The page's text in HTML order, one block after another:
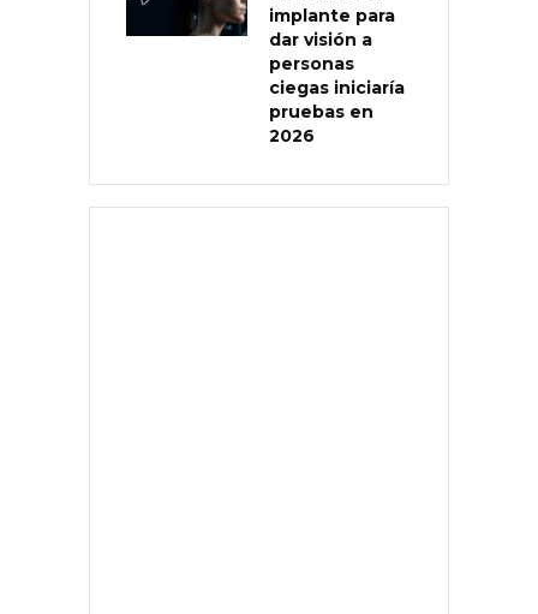
implante para
dar visión a
personas
ciegas iniciaría
pruebas en
2026